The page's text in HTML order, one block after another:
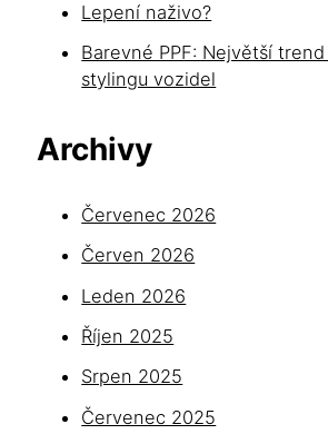
Lepení naživo?
Barevné PPF: Největší
stylingu vozidel
Archivy
Červenec 2026
Červen 2026
Leden 2026
Říjen 2025
Srpen 2025
Červenec 2025